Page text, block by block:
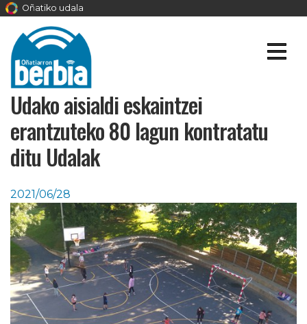
Oñatiko udala
Udako aisialdi eskaintzei
erantzuteko 80 lagun kontratatu
ditu Udalak
2021/06/28